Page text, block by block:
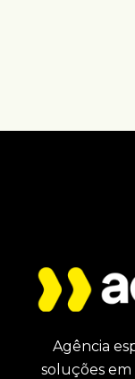
Agência
soluções em